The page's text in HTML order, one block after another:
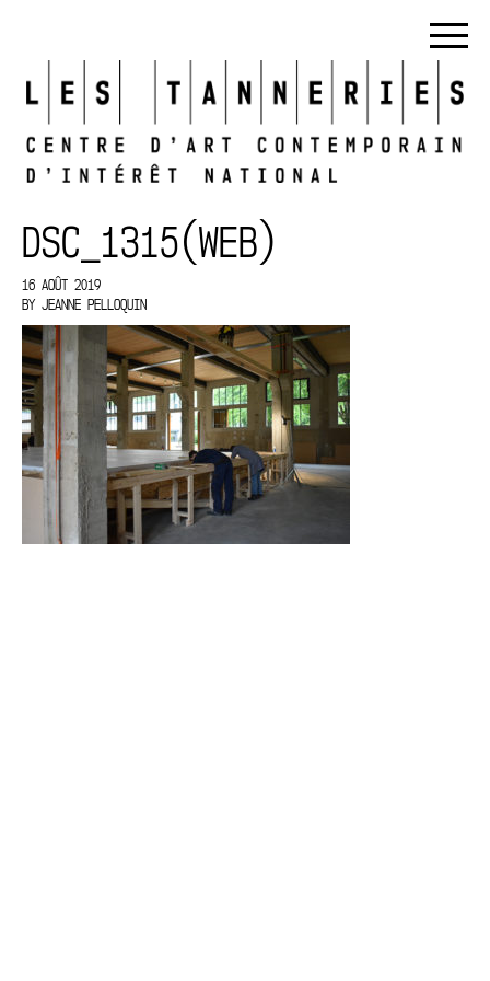
DSC_1315(WEB)
16 AOÛT 2019
BY JEANNE PELLOQUIN